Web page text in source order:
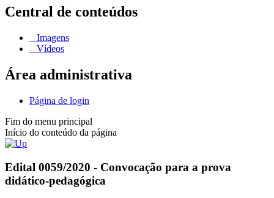
Central de conteúdos
Imagens
Vídeos
Área administrativa
Página de login
Fim do menu principal
Início do conteúdo da página
Edital 0059/2020 - Convocação para a prova
didático-pedagógica